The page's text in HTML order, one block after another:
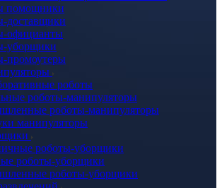
помощники
доставщики
официанты
уборщики
промоутеры
роботы
роботы-манипуляторы
роботы-манипуляторы
манипуляторы
роботы-уборщики
роботы-уборщики
роботы-уборщики